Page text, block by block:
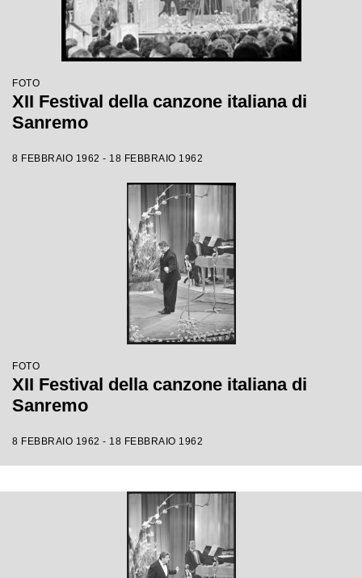
FOTO
XII Festival della canzone italiana di
Sanremo
8 FEBBRAIO 1962 - 18 FEBBRAIO 1962
FOTO
XII Festival della canzone italiana di
Sanremo
8 FEBBRAIO 1962 - 18 FEBBRAIO 1962